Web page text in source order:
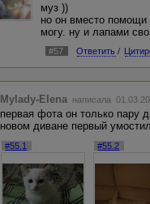
муз ))
но он вместо помощи
могу. ну и лапами
#57 Ответить /
Mylady-Elena написала
первая фота он только пару
новом диване первый
#55.1 #55.2